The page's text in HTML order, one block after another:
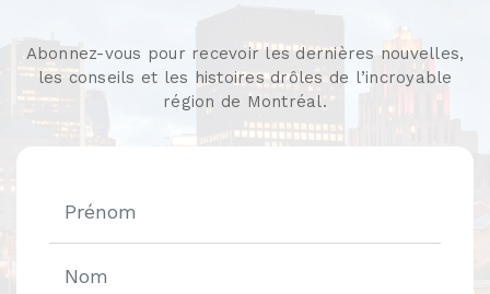
Abonnez-vous pour recevoir les dernières nouvelles,
les conseils et les histoires drôles de l’incroyable
région de Montréal.